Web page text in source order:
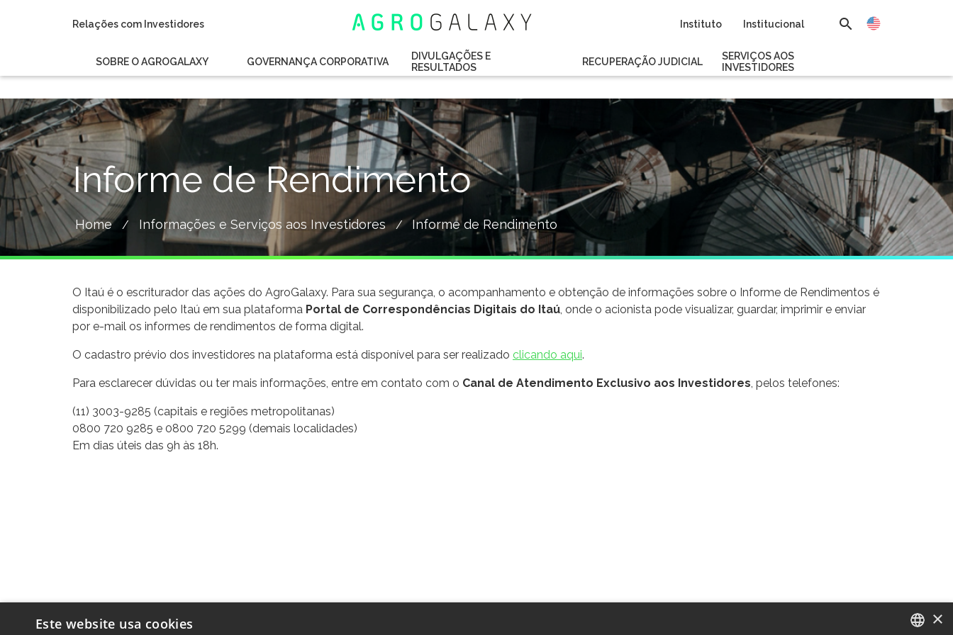
Relações com Investidores Instituto Institucional
SOBRE O AGROGALAXY GOVERNANÇA CORPORATIVA
DIVULGAÇÕES E
RESULTADOS
RECUPERAÇÃO JUDICIAL
SERVIÇOS AOS
INVESTIDORES
Informe de Rendimento
Home / Informações e Serviços aos Investidores / Informe de Rendimento
O Itaú é o escriturador das ações do AgroGalaxy. Para sua segurança, o acompanhamento e obtenção de informações sobre o Informe de Rendimentos é
disponibilizado pelo Itaú em sua plataforma Portal de Correspondências Digitais do Itaú, onde o acionista pode visualizar, guardar, imprimir e enviar
por e-mail os informes de rendimentos de forma digital.
O cadastro prévio dos investidores na plataforma está disponível para ser realizado clicando aqui.
Para esclarecer dúvidas ou ter mais informações, entre em contato com o Canal de Atendimento Exclusivo aos Investidores, pelos telefones:
(11) 3003-9285 (capitais e regiões metropolitanas)
0800 720 9285 e 0800 720 5299 (demais localidades)
Em dias úteis das 9h às 18h.
×
Este website usa cookies